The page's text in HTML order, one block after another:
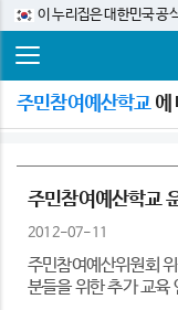
이 누리집은 대한민국 공
주민참여예산학교에
주민참여예산학교
2012-07-11
주민참여예산위원회
분들을 위한 추가 교육